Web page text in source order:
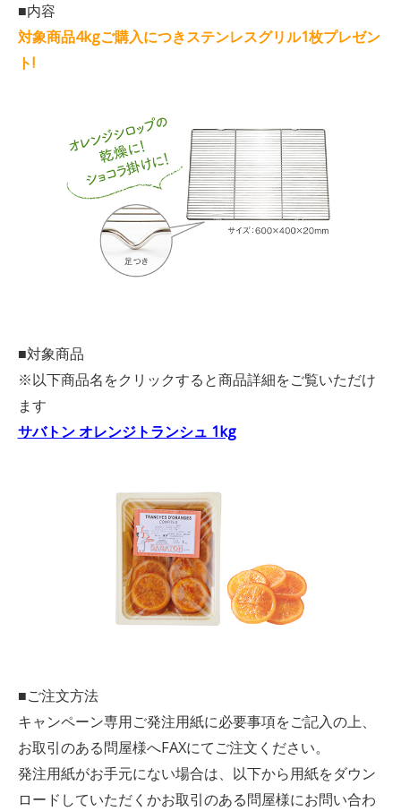
■内容
対象商品4kgご購入につきステンレスグリル1枚プレゼン
ト!
■対象商品
※以下商品名をクリックすると商品詳細をご覧いただけ
ます
サバトン オレンジトランシュ 1kg
■ご注文方法
キャンペーン専用ご発注用紙に必要事項をご記入の上、
お取引のある問屋様へFAXにてご注文ください。
発注用紙がお手元にない場合は、以下から用紙をダウン
ロードしていただくかお取引のある問屋様にお問い合わ